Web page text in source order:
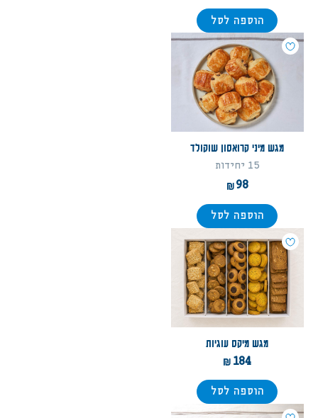
הוספה לסל
מגש מיני קרואסון שוקולד
15 יחידות
98
הוספה לסל
מגש מיקס עוגיות
184
הוספה לסל